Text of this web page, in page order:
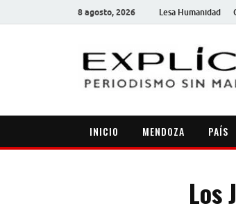
8 agosto, 2026 Lesa Humanidad
INICIO MENDOZA PAÍS
Los